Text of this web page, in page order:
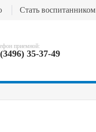
приемной:
35-37-49
Стать воспитанником